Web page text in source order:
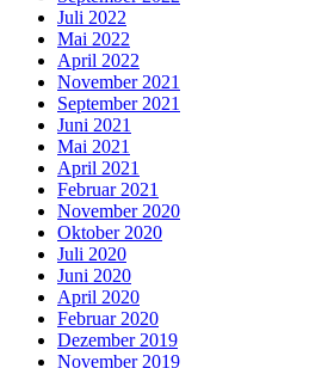
Juli 2022
Mai 2022
April 2022
November 2021
September 2021
Juni 2021
Mai 2021
April 2021
Februar 2021
November 2020
Oktober 2020
Juli 2020
Juni 2020
April 2020
Februar 2020
Dezember 2019
November 2019